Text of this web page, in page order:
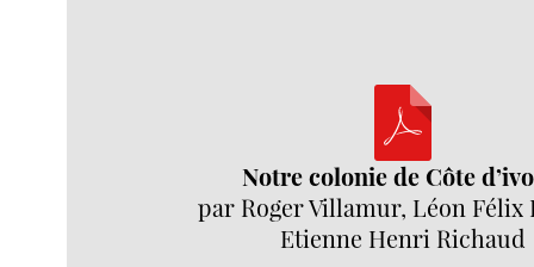
Notre colonie de Côte
par Roger Villamur, Léon Félix
Etienne Henri Richaud